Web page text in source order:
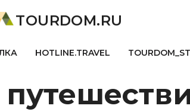
TOURDOM.RU
HOTLINE.TRAVEL